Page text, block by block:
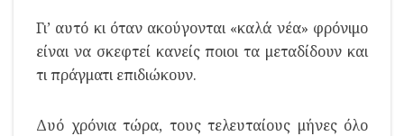
Γι’ αυτό κι όταν ακούγονται «καλά νέα» φρόνιμο
είναι να σκεφτεί κανείς ποιοι τα μεταδίδουν και
τι πράγματι επιδιώκουν.
Δυό χρόνια τώρα, τους τελευταίους μήνες όλο